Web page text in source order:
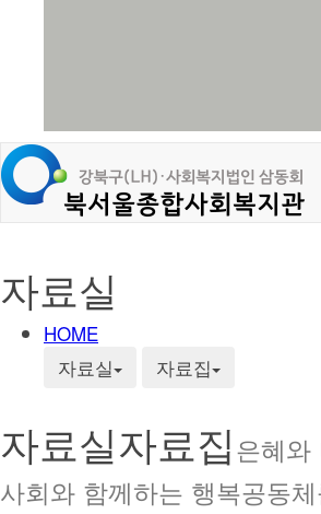
자료실
HOME
자료실
자료집
자료실자료집은혜와
사회와 함께하는 행복공동